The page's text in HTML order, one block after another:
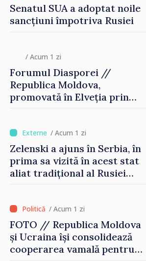
Senatul SUA a adoptat noile
sancțiuni împotriva Rusiei
/ Acum 1 zi
Forumul Diasporei //
Republica Moldova,
promovată în Elveția prin
/ Acum 1 zi
Zelenski a ajuns în Serbia, în
prima sa vizită în acest stat
aliat tradițional al Rusiei
/ Acum 1 zi
FOTO // Republica Moldova
și Ucraina își consolidează
cooperarea vamală pentru